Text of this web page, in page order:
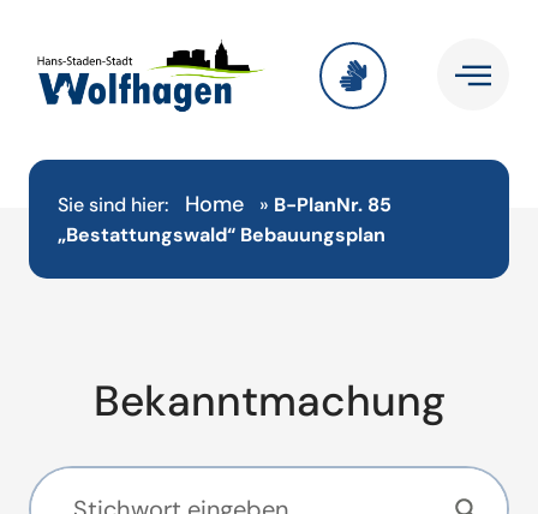
Sie sind hier: Home » B-PlanNr. 85
„Bestattungswald“ Bebauungsplan
Bekanntmachung